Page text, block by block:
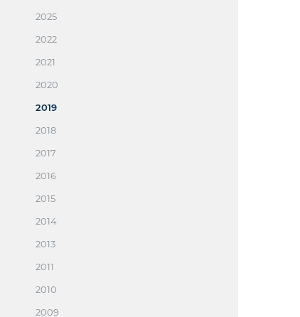
2025
2022
2021
2020
2019
2018
2017
2016
2015
2014
2013
2011
2010
2009